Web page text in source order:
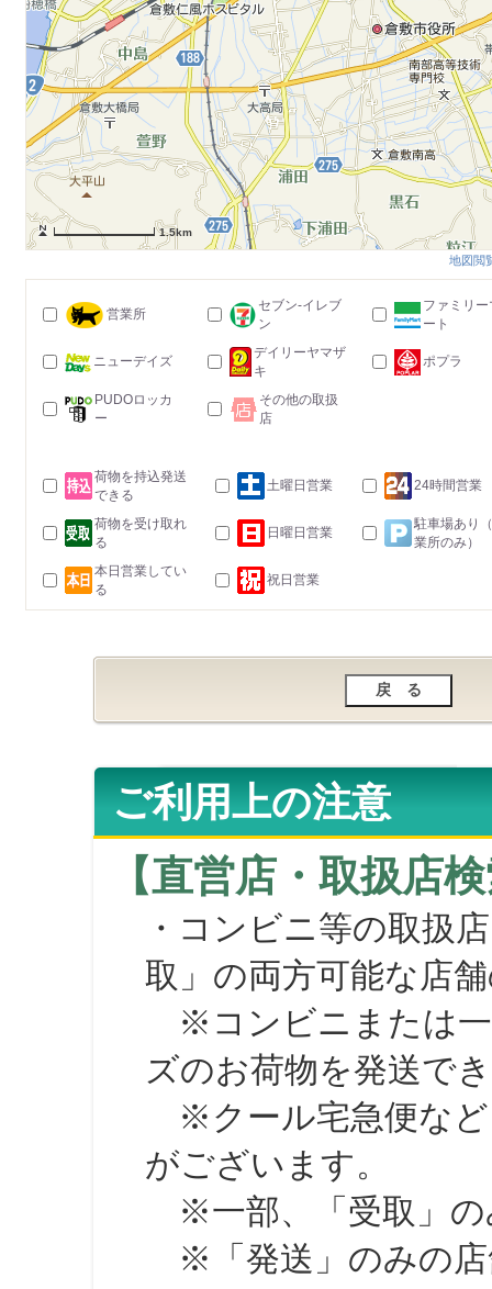
1.5km
地図閲
営業所
セブン-イレブ
ン
ファミリー
ート
ニューデイズ
デイリーヤマザ
キ
ポプラ
PUDOロッカ
ー
その他の取扱
店
荷物を持込発送
できる
土曜日営業 24時間営業
荷物を受け取れ
る
日曜日営業
駐車場あり
業所のみ）
本日営業してい
る
祝日営業
ご利用上の注意
【直営店・取扱店
・コンビニ等の取扱
取」の両方可能な店
※コンビニまたは一
ズのお荷物を発送で
※クール宅急便など
がございます。
※一部、「受取」の
※「発送」のみの店